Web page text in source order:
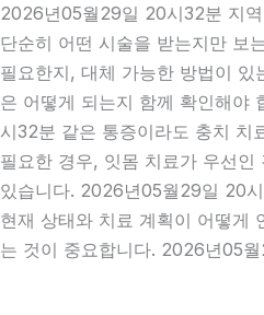
2026년05월29일 20시32분 지
단순히 어떤 시술을 받는지만 보
필요한지, 대체 가능한 방법이 있
은 어떻게 되는지 함께 확인해
시32분 같은 통증이라도 충치 치
필요한 경우, 잇몸 치료가 우선인
있습니다. 2026년05월29일 20
현재 상태와 치료 계획이 어떻게
는 것이 중요합니다. 2026년05